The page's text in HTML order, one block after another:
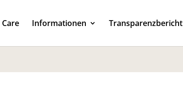
Informationen Transparenzbericht